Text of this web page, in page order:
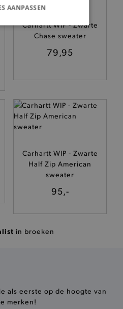
Carhartt WIP - Zwarte
Chase sweater
79,95
Carhartt WIP - Zwarte
Half Zip American
sweater
95,-
in broeken
als eerste op de hoogte van
merken!
AANPASSEN
Analytische
Targeting
cookies verbeteren jouw
en zorgen ervoor dat de
maar
.brooklyn.be